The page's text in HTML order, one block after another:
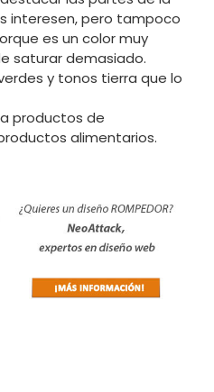
interesen, pero tampoco
es un color muy
saturar demasiado.
y tonos tierra que lo
productos de
alimentarios.